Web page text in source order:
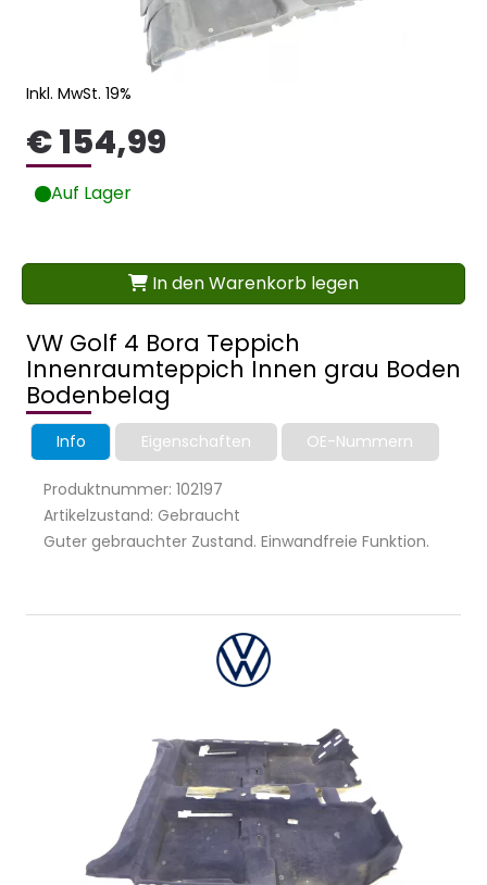
VW Golf 4 Bora Teppich
Innenraumteppich Innen grau Boden
Bodenbelag
Info Eigenschaften OE-Nummern
Produktnummer: 102197
Artikelzustand: Gebraucht
Guter gebrauchter Zustand. Einwandfreie Funktion.
Inkl. MwSt. 19%
€ 154,99
Auf Lager
In den Warenkorb legen